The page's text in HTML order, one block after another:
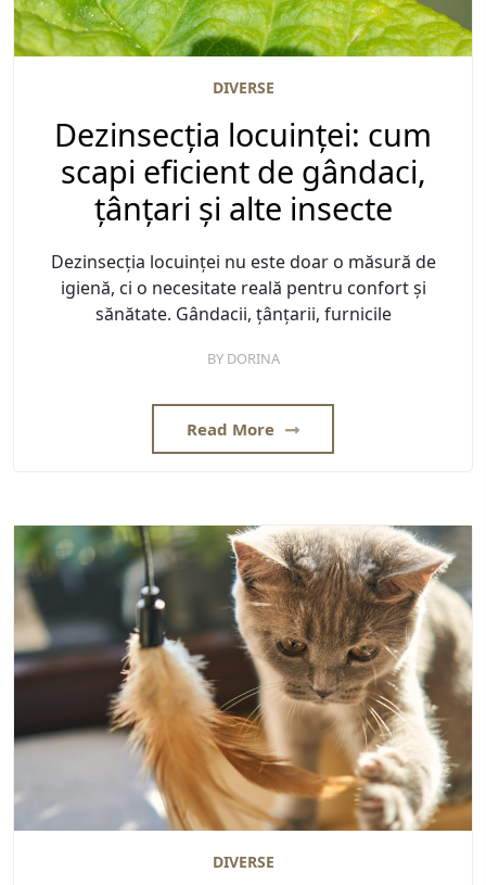
DIVERSE
Dezinsecția locuinței: cum
scapi eficient de gândaci,
țânțari și alte insecte
Dezinsecția locuinței nu este doar o măsură de
igienă, ci o necesitate reală pentru confort și
sănătate. Gândacii, țânțarii, furnicile
BY DORINA
Read More
DIVERSE